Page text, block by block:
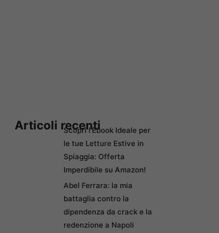
Articoli recentiScopri l’Ebook Ideale per
le tue Letture Estive in
Spiaggia: Offerta
Imperdibile su Amazon!
Abel Ferrara: la mia
battaglia contro la
dipendenza da crack e la
redenzione a Napoli